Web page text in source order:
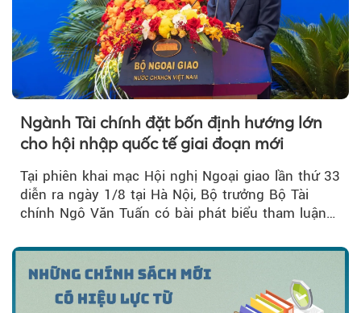
Ngành Tài chính đặt bốn định hướng lớn
cho hội nhập quốc tế giai đoạn mới
Tại phiên khai mạc Hội nghị Ngoại giao lần thứ 33
diễn ra ngày 1/8 tại Hà Nội, Bộ trưởng Bộ Tài
chính Ngô Văn Tuấn có bài phát biểu tham luận